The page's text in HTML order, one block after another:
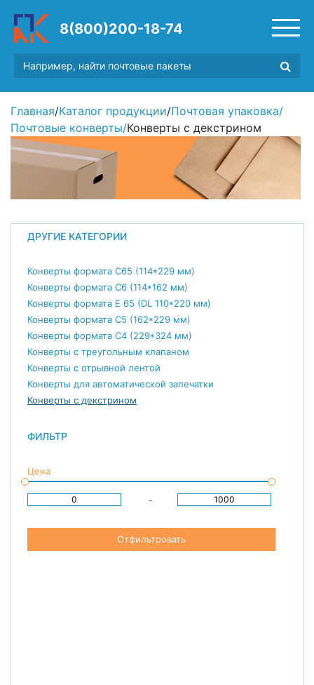
8(800)200-18-74
Главная/Каталог продукции/Почтовая упаковка/
Почтовые конверты/Конверты с декстрином
ДРУГИЕ КАТЕГОРИИ
Конверты формата С65 (114*229 мм)
Конверты формата С6 (114*162 мм)
Конверты формата E 65 (DL 110*220 мм)
Конверты формата С5 (162*229 мм)
Конверты формата С4 (229*324 мм)
Конверты с треугольным клапаном
Конверты с отрывной лентой
Конверты для автоматической запечатки
Конверты с декстрином
ФИЛЬТР
Цена
-
Отфильтровать